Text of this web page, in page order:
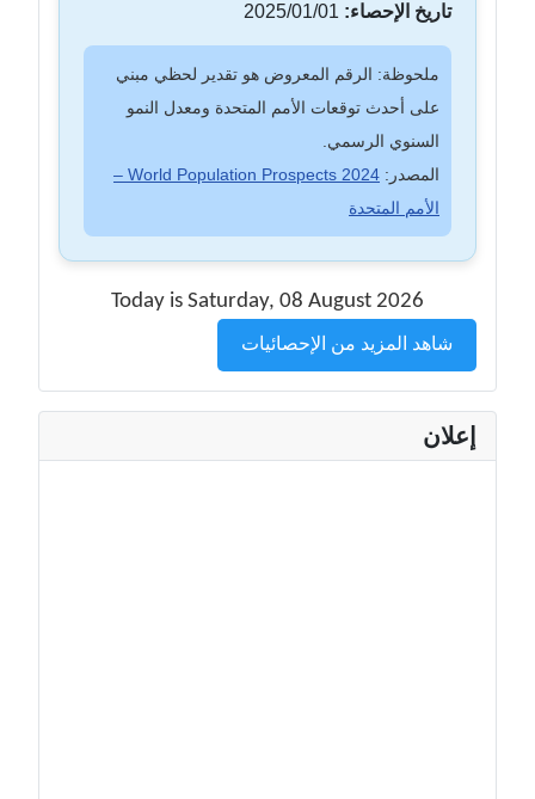
تاريخ الإحصاء:
ملحوظة: الرقم المعروض هو تقدير لحظي مبني
على أحدث توقعات الأمم المتحدة ومعدل النمو
السنوي الرسمي.
المصدر:
World Population Prospects 2024 –
الأمم المتحدة
Today is Saturday, 08 August 2026
شاهد المزيد من الإحصائيات
إعلان